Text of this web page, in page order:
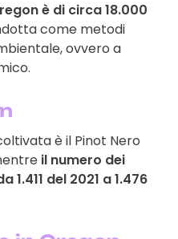
è di circa 18.000
come metodi
ovvero a
è il Pinot Nero
il numero dei
del 2021 a 1.476